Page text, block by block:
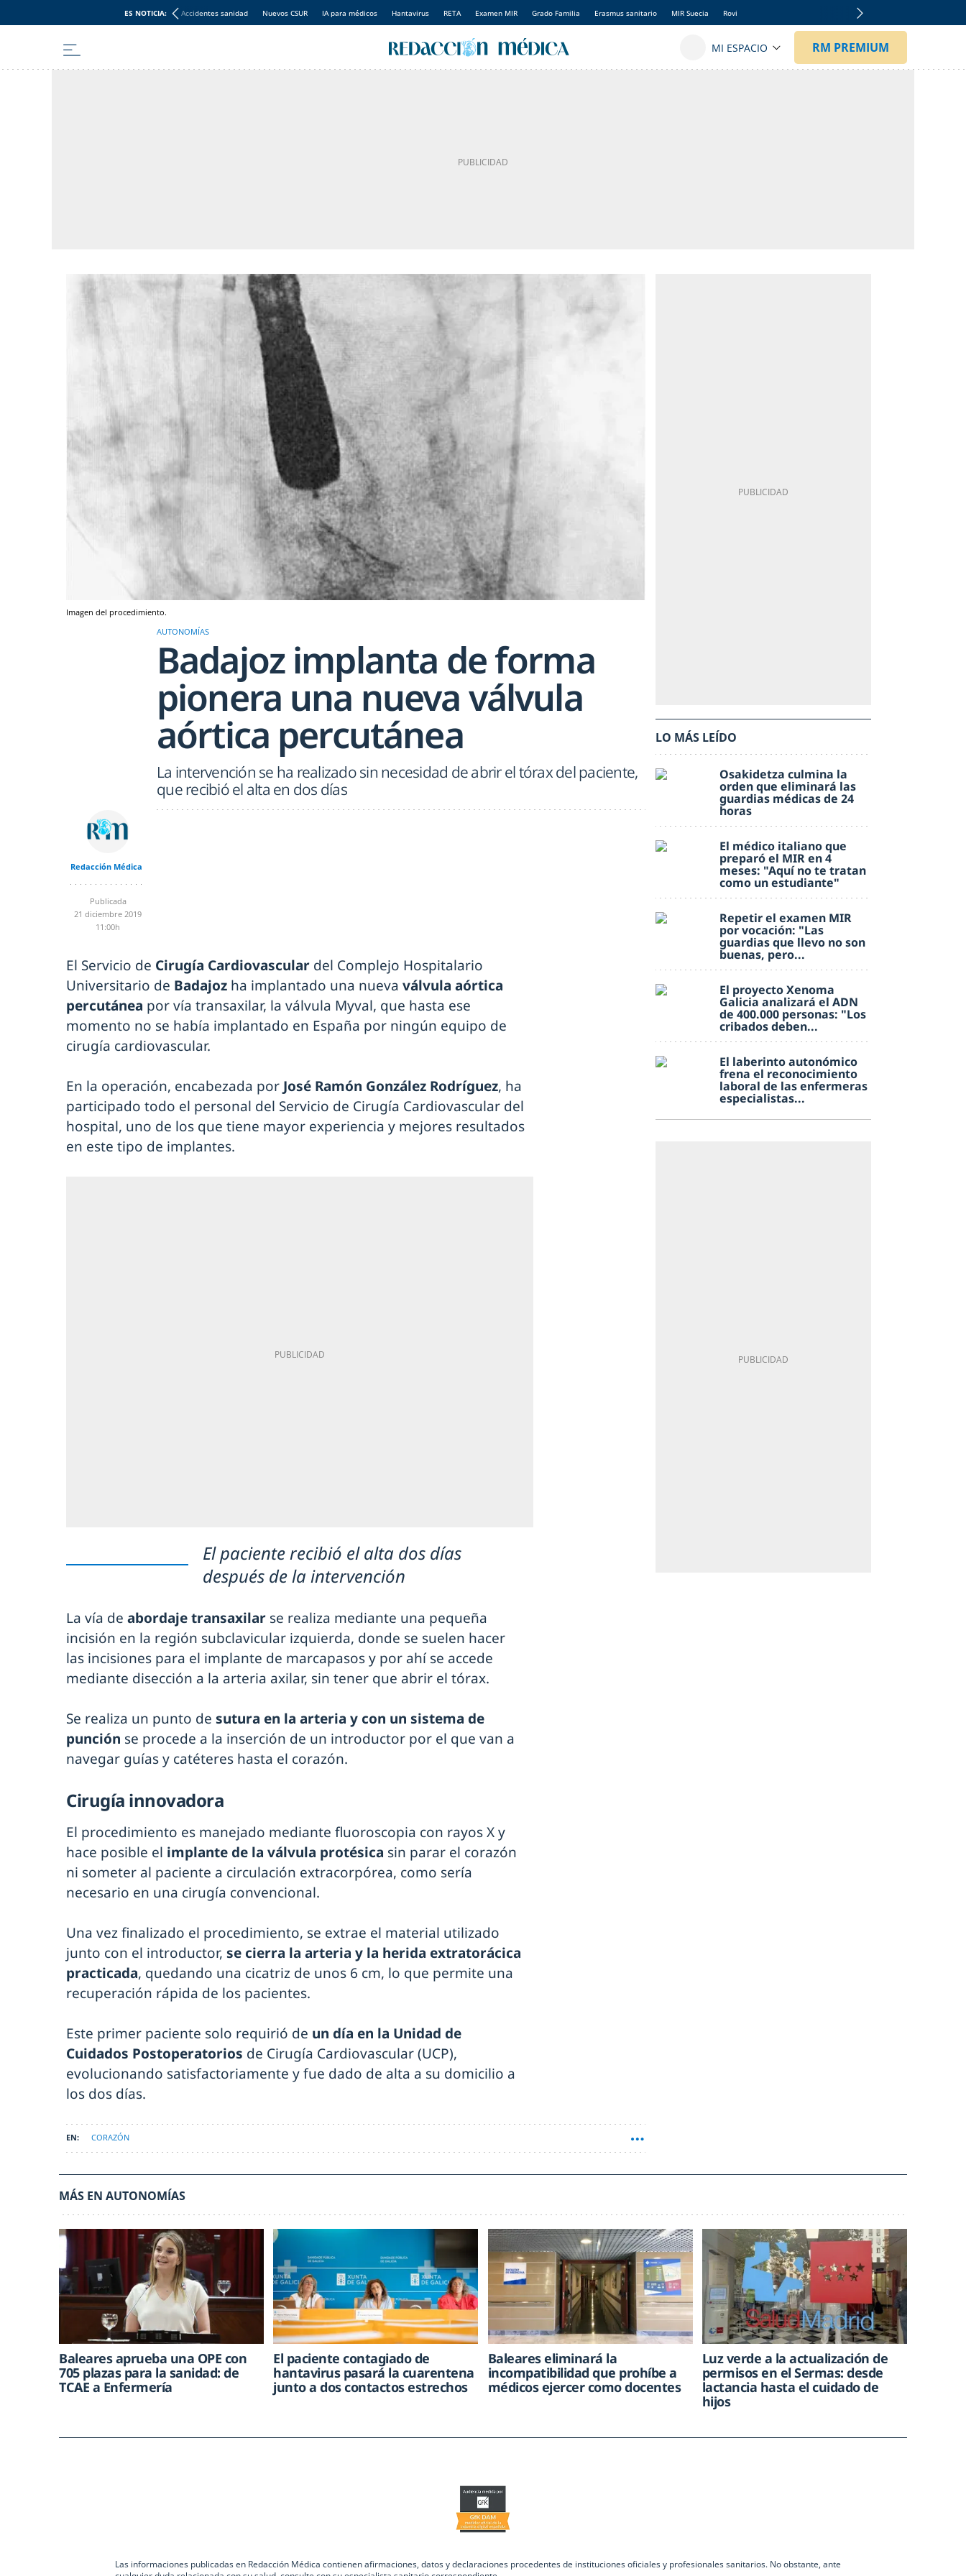
ES NOTICIA: Accidentes sanidad Nuevos CSUR IA para médicos Hantavirus RETA Examen MIR Grado Familia Erasmus sanitario MIR Suecia Rovi
Imagen del procedimiento.
AUTONOMÍAS
Badajoz implanta de forma
pionera una nueva válvula
aórtica percutánea
La intervención se ha realizado sin necesidad de abrir el tórax del paciente,
que recibió el alta en dos días
Redacción Médica
Publicada
21 diciembre 2019
11:00h
El Servicio de Cirugía Cardiovascular del Complejo Hospitalario
Universitario de Badajoz ha implantado una nueva válvula aórtica
percutánea por vía transaxilar, la válvula Myval, que hasta ese
momento no se había implantado en España por ningún equipo de
cirugía cardiovascular.
En la operación, encabezada por José Ramón González Rodríguez, ha
participado todo el personal del Servicio de Cirugía Cardiovascular del
hospital, uno de los que tiene mayor experiencia y mejores resultados
en este tipo de implantes.
El paciente recibió el alta dos días
después de la intervención
La vía de abordaje transaxilar se realiza mediante una pequeña
incisión en la región subclavicular izquierda, donde se suelen hacer
las incisiones para el implante de marcapasos y por ahí se accede
mediante disección a la arteria axilar, sin tener que abrir el tórax.
Se realiza un punto de sutura en la arteria y con un sistema de
punción se procede a la inserción de un introductor por el que van a
navegar guías y catéteres hasta el corazón.
Cirugía innovadora
El procedimiento es manejado mediante fluoroscopia con rayos X y
hace posible el implante de la válvula protésica sin parar el corazón
ni someter al paciente a circulación extracorpórea, como sería
necesario en una cirugía convencional.
Una vez finalizado el procedimiento, se extrae el material utilizado
junto con el introductor, se cierra la arteria y la herida extratorácica
practicada, quedando una cicatriz de unos 6 cm, lo que permite una
recuperación rápida de los pacientes.
Este primer paciente solo requirió de un día en la Unidad de
Cuidados Postoperatorios de Cirugía Cardiovascular (UCP),
evolucionando satisfactoriamente y fue dado de alta a su domicilio a
los dos días.
CORAZÓN
LO MÁS LEÍDO
Osakidetza culmina la
orden que eliminará las
guardias médicas de 24
horas
El médico italiano que
preparó el MIR en 4
meses: "Aquí no te tratan
como un estudiante"
Repetir el examen MIR
por vocación: "Las
guardias que llevo no son
buenas, pero...
El proyecto Xenoma
Galicia analizará el ADN
de 400.000 personas: "Los
cribados deben...
El laberinto autonómico
frena el reconocimiento
laboral de las enfermeras
especialistas...
MÁS EN AUTONOMÍAS
Baleares aprueba una OPE con
705 plazas para la sanidad: de
TCAE a Enfermería
El paciente contagiado de
hantavirus pasará la cuarentena
junto a dos contactos estrechos
Baleares eliminará la
incompatibilidad que prohíbe a
médicos ejercer como docentes
Luz verde a la actualización de
permisos en el Sermas: desde
lactancia hasta el cuidado de
hijos
Las informaciones publicadas en Redacción Médica contienen afirmaciones, datos y declaraciones procedentes de instituciones oficiales y profesionales sanitarios. No obstante, ante